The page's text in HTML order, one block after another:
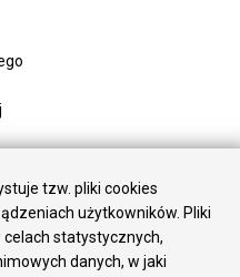
tzw. pliki cookies
użytkowników. Pliki
statystycznych,
danych, w jaki